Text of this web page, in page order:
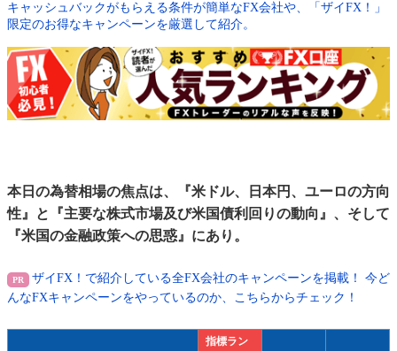
キャッシュバックがもらえる条件が簡単なFX会社や、「ザイFX！」
限定のお得なキャンペーンを厳選して紹介。
本日の為替相場の焦点は、『米ドル、日本円、ユーロの方向
性』と『主要な株式市場及び米国債利回りの動向』、そして
『米国の金融政策への思惑』にあり。
ザイFX！で紹介している全FX会社のキャンペーンを掲載！ 今ど
んなFXキャンペーンをやっているのか、こちらからチェック！
指標ラン